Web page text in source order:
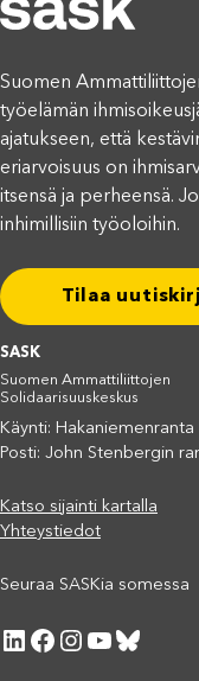
Suomen
työelämän
ajatukseen, että
eriarvoisuus on
itsensä ja perheensä.
inhimillisiin työoloihin.
Tilaa
SASK
Suomen Ammattiliittojen
Solidaarisuuskeskus
Käynti: Hakaniemenranta
Posti: John Stenbergin
Katso sijainti kartalla
Yhteystiedot
Seuraa SASKia somessa
LinkedIn Facebook Instagram YouTube Bluesky